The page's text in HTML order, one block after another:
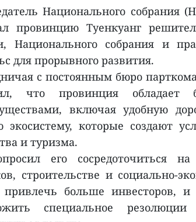
Национального собрания
провинцию Туенкуанг
Национального собрания и
для прорывного развития.
с постоянным бюро
что провинция
включая удобную
экосистему, которые создают
и туризма.
его сосредоточиться
строительстве и социально-
привлечь больше инвесторов,
специальное